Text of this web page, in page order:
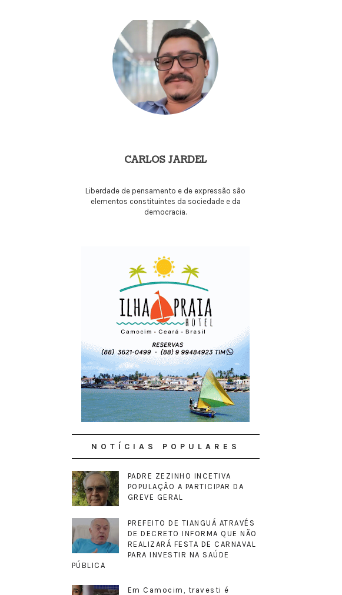
CARLOS JARDEL
Liberdade de pensamento e de expressão são
elementos constituintes da sociedade e da
democracia.
NOTÍCIAS POPULARES
PADRE ZEZINHO INCETIVA
POPULAÇÃO A PARTICIPAR DA
GREVE GERAL
PREFEITO DE TIANGUÁ ATRAVÉS
DE DECRETO INFORMA QUE NÃO
REALIZARÁ FESTA DE CARNAVAL
PARA INVESTIR NA SAÚDE
PÚBLICA
Em Camocim, travesti é